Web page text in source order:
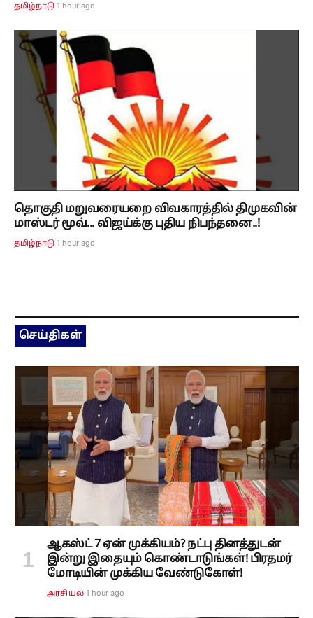
தமிழ்நாடு 1 hour ago
தொகுதி மறுவரையறை விவகாரத்தில் திமுகவின்
மாஸ்டர் மூவ்... விஜய்க்கு புதிய நிபந்தனை..!
தமிழ்நாடு 1 hour ago
செய்திகள்
ஆகஸ்ட் 7 ஏன் முக்கியம்? நட்பு தினத்துடன்
இன்று இதையும் கொண்டாடுங்கள்! பிரதமர்
மோடியின் முக்கிய வேண்டுகோள்!
அரசியல் 1 hour ago